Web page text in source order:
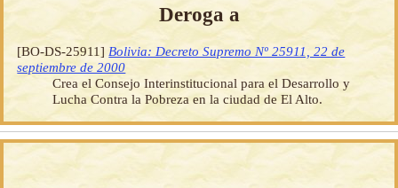
Deroga a
[BO-DS-25911] Bolivia: Decreto Supremo Nº 25911, 22 de
septiembre de 2000
Crea el Consejo Interinstitucional para el Desarrollo y
Lucha Contra la Pobreza en la ciudad de El Alto.